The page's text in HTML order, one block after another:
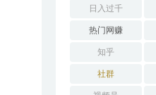
日入过千
热门网赚
知乎
社群